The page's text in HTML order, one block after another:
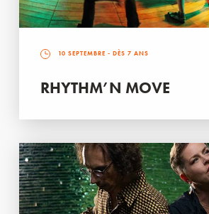
10 SEPTEMBRE - DÈS 7 ANS
RHYTHM’N MOVE